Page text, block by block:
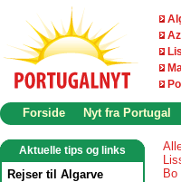
Forside Nyt fra Portugal
Aktuelle tips og links
Rejser til Algarve
Bo